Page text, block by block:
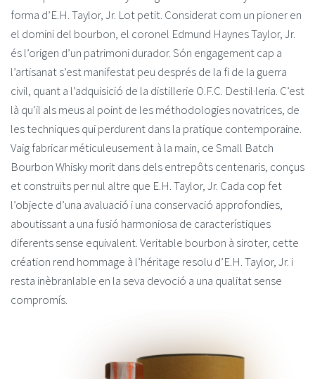
forma d’E.H. Taylor, Jr. Lot petit. Considerat com un pioner en
el domini del bourbon, el coronel Edmund Haynes Taylor, Jr.
és l’origen d’un patrimoni durador. Són engagement cap a
l’artisanat s’est manifestat peu després de la fi de la guerra
civil, quant a l’adquisició de la distillerie O.F.C. Destil·leria. C’est
là qu’il als meus al point de les méthodologies novatrices, de
les techniques qui perdurent dans la pratique contemporaine.
Vaig fabricar méticuleusement à la main, ce Small Batch
Bourbon Whisky morit dans dels entrepôts centenaris, conçus
et construïts per nul altre que E.H. Taylor, Jr. Cada cop fet
l’objecte d’una avaluació i una conservació approfondies,
aboutissant a una fusió harmoniosa de característiques
diferents sense equivalent. Veritable bourbon à siroter, cette
création rend hommage à l’héritage resolu d’E.H. Taylor, Jr. i
resta inèbranlable en la seva devoció a una qualitat sense
compromís.